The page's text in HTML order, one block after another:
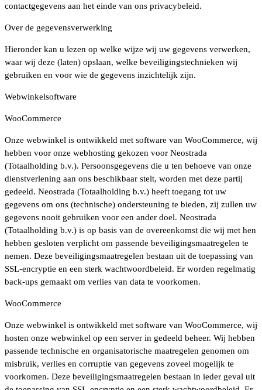
contactgegevens aan het einde van ons privacybeleid.
Over de gegevensverwerking
Hieronder kan u lezen op welke wijze wij uw gegevens verwerken,
waar wij deze (laten) opslaan, welke beveiligingstechnieken wij
gebruiken en voor wie de gegevens inzichtelijk zijn.
Webwinkelsoftware
WooCommerce
Onze webwinkel is ontwikkeld met software van WooCommerce, wij
hebben voor onze webhosting gekozen voor Neostrada
(Totaalholding b.v.). Persoonsgegevens die u ten behoeve van onze
dienstverlening aan ons beschikbaar stelt, worden met deze partij
gedeeld. Neostrada (Totaalholding b.v.) heeft toegang tot uw
gegevens om ons (technische) ondersteuning te bieden, zij zullen uw
gegevens nooit gebruiken voor een ander doel. Neostrada
(Totaalholding b.v.) is op basis van de overeenkomst die wij met hen
hebben gesloten verplicht om passende beveiligingsmaatregelen te
nemen. Deze beveiligingsmaatregelen bestaan uit de toepassing van
SSL-encryptie en een sterk wachtwoordbeleid. Er worden regelmatig
back-ups gemaakt om verlies van data te voorkomen.
WooCommerce
Onze webwinkel is ontwikkeld met software van WooCommerce, wij
hosten onze webwinkel op een server in gedeeld beheer. Wij hebben
passende technische en organisatorische maatregelen genomen om
misbruik, verlies en corruptie van gegevens zoveel mogelijk te
voorkomen. Deze beveiligingsmaatregelen bestaan in ieder geval uit